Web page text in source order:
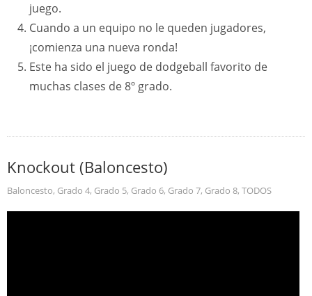
juego.
Cuando a un equipo no le queden jugadores,
¡comienza una nueva ronda!
Este ha sido el juego de dodgeball favorito de
muchas clases de 8º grado.
Knockout (Baloncesto)
Baloncesto, Grado 4, Grado 5, Grado 6, Grado 7, Grado 8, TODOS